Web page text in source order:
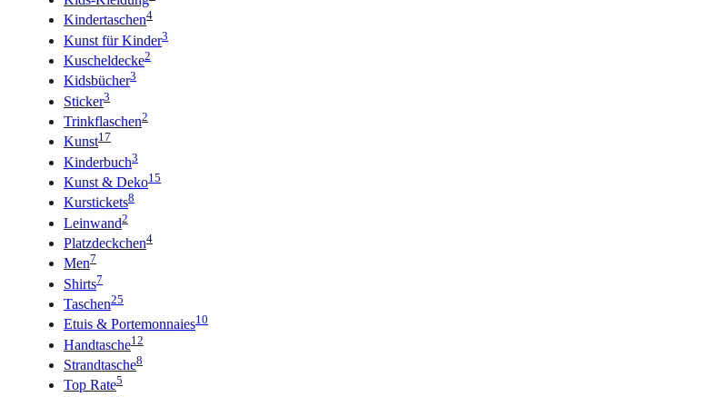
Kindertaschen4
Kunst für Kinder3
Kuscheldecke2
Kidsbücher3
Sticker3
Trinkflaschen2
Kunst17
Kinderbuch3
Kunst & Deko15
Kurstickets8
Leinwand2
Platzdeckchen4
Men7
Shirts7
Taschen25
Etuis & Portemonnaies10
Handtasche12
Strandtasche8
Top Rate5